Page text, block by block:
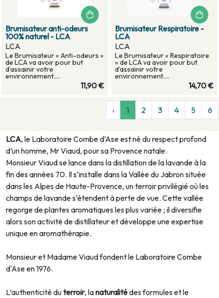
Brumisateur anti-odeurs
100% naturel - LCA
LCA
Le Brumisateur « Anti-odeurs »
de LCA va avoir pour but
d’assainir votre
environnement....
11,90 €
Brumisateur Respiratoire -
LCA
LCA
Le Brumisateur « Respiratoire
» de LCA va avoir pour but
d’assainir votre
environnement....
14,70 €
‹ 1 2 3 4 5 6
LCA, le Laboratoire Combe d’Ase est né du respect profond
d’un homme, Mr Viaud, pour sa Provence natale.
Monsieur Viaud se lance dans la distillation de la lavande à la
fin des années 70. Il s’installe dans la Vallée du Jabron située
dans les Alpes de Haute-Provence, un terroir privilégié où les
champs de lavande s’étendent à perte de vue. Cette vallée
regorge de plantes aromatiques les plus variée ; il diversifie
alors son activité de distillateur et développe une expertise
unique en aromathérapie.
Monsieur et Madame Viaud fondent le Laboratoire Combe
d'Ase en 1976.
L’authenticité duterroir, lanaturalitédes formules et le